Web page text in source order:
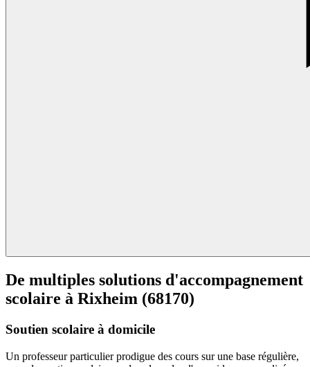
De multiples solutions d'accompagnement
scolaire à Rixheim (68170)
Soutien scolaire à domicile
Un professeur particulier prodigue des cours sur une base régulière,